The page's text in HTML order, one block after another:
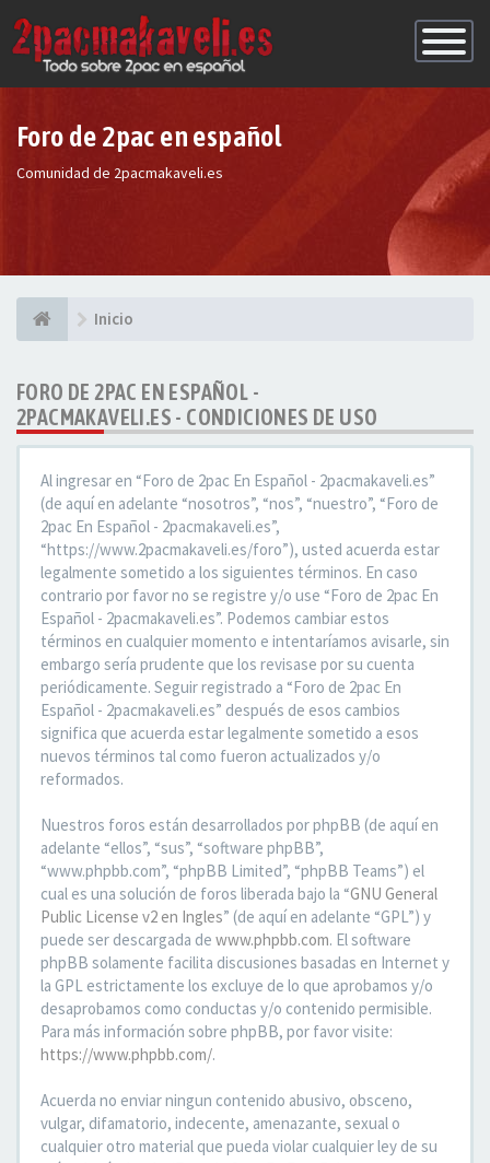
de
Foro de 2pac en español
Comunidad de 2pacmakaveli.es
Inicio
FORO DE 2PAC EN ESPAÑOL -
2PACMAKAVELI.ES - CONDICIONES DE USO
Al ingresar en “Foro de 2pac En Español - 2pacmakaveli.es”
(de aquí en adelante “nosotros”, “nos”, “nuestro”, “Foro de
2pac En Español - 2pacmakaveli.es”,
“https://www.2pacmakaveli.es/foro”), usted acuerda estar
legalmente sometido a los siguientes términos. En caso
contrario por favor no se registre y/o use “Foro de 2pac En
Español - 2pacmakaveli.es”. Podemos cambiar estos
términos en cualquier momento e intentaríamos avisarle, sin
embargo sería prudente que los revisase por su cuenta
periódicamente. Seguir registrado a “Foro de 2pac En
Español - 2pacmakaveli.es” después de esos cambios
significa que acuerda estar legalmente sometido a esos
nuevos términos tal como fueron actualizados y/o
reformados.
Nuestros foros están desarrollados por phpBB (de aquí en
adelante “ellos”, “sus”, “software phpBB”,
“www.phpbb.com”, “phpBB Limited”, “phpBB Teams”) el
cual es una solución de foros liberada bajo la “GNU General
Public License v2 en Ingles” (de aquí en adelante “GPL”) y
puede ser descargada de www.phpbb.com. El software
phpBB solamente facilita discusiones basadas en Internet y
la GPL estrictamente los excluye de lo que aprobamos y/o
desaprobamos como conductas y/o contenido permisible.
Para más información sobre phpBB, por favor visite:
https://www.phpbb.com/.
Acuerda no enviar ningun contenido abusivo, obsceno,
vulgar, difamatorio, indecente, amenazante, sexual o
cualquier otro material que pueda violar cualquier ley de su